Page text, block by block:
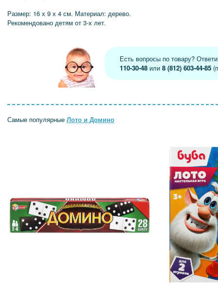
Размер: 16 х 9 х 4 см. Материал: дерево.
Рекомендовано детям от 3-х лет.
Есть вопросы по товару?
110-30-48 или8 (812) 603-44-85
Самые популярные Лото и Домино